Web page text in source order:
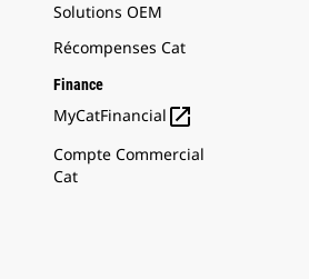
Solutions OEM
Récompenses Cat
Finance
MyCatFinancial 
Compte Commercial
Cat